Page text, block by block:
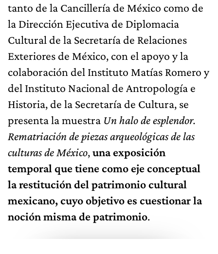
tanto de la Cancillería de México como de
la Dirección Ejecutiva de Diplomacia
Cultural de la Secretaría de Relaciones
Exteriores de México, con el apoyo y la
colaboración del Instituto Matías Romero y
del Instituto Nacional de Antropología e
Historia, de la Secretaría de Cultura, se
presenta la muestra Un halo de esplendor.
Rematriación de piezas arqueológicas de las
culturas de México,una exposición
temporal que tiene como eje conceptual
la restitución del patrimonio cultural
mexicano, cuyo objetivo es cuestionar la
noción misma de patrimonio.